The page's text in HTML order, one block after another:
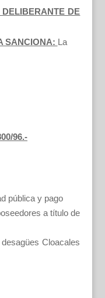
DE
SANCIONA: La
96.-
pública y pago
a título de
Cloacales